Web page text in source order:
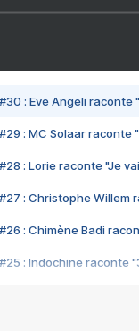
#30 : Eve Angeli raconte
#29 : MC Solaar raconte
#28 : Lorie raconte "Je
#27 : Christophe Willem
#26 : Chimène Badi
#25 : Indochine raconte